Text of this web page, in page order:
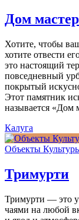
Дом
Хотите, чтобы
хотите отвести
это настоящий
повседневный
покрытый
Этот памятник
называется
Калуга
Объекты
Тримурти
Тримурти — это
чаями на любой